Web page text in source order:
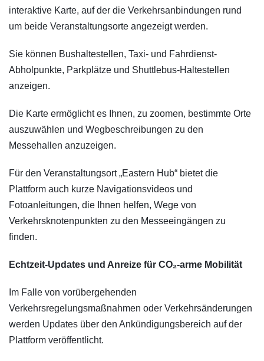
interaktive Karte, auf der die Verkehrsanbindungen rund
um beide Veranstaltungsorte angezeigt werden.
Sie können Bushaltestellen, Taxi- und Fahrdienst-
Abholpunkte, Parkplätze und Shuttlebus-Haltestellen
anzeigen.
Die Karte ermöglicht es Ihnen, zu zoomen, bestimmte Orte
auszuwählen und Wegbeschreibungen zu den
Messehallen anzuzeigen.
Für den Veranstaltungsort „Eastern Hub“ bietet die
Plattform auch kurze Navigationsvideos und
Fotoanleitungen, die Ihnen helfen, Wege von
Verkehrsknotenpunkten zu den Messeeingängen zu
finden.
Echtzeit-Updates und Anreize für CO₂-arme Mobilität
Im Falle von vorübergehenden
Verkehrsregelungsmaßnahmen oder Verkehrsänderungen
werden Updates über den Ankündigungsbereich auf der
Plattform veröffentlicht.